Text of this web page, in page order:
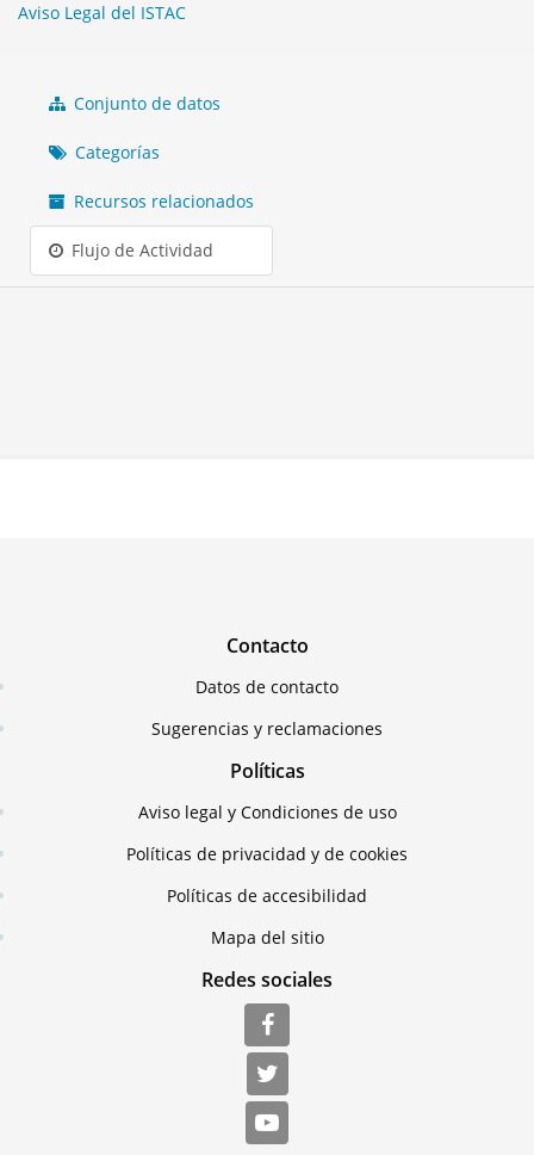
Aviso Legal del ISTAC
Conjunto de datos
Categorías
Recursos relacionados
Flujo de Actividad
Contacto
Datos de contacto
Sugerencias y reclamaciones
Políticas
Aviso legal y Condiciones de uso
Políticas de privacidad y de cookies
Políticas de accesibilidad
Mapa del sitio
Redes sociales